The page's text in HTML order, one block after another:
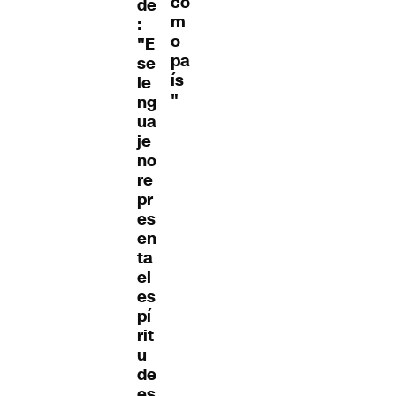
de
:
"E
se
le
ng
ua
je
no
re
pr
es
en
ta
el
es
pí
rit
u
de
m
o
pa
ís
"